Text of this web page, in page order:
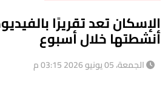
الإسكان تعد تقريرًا
أنشطتها خلال أسبوع
الجمعة، 05 يونيو 2026 03:15 م